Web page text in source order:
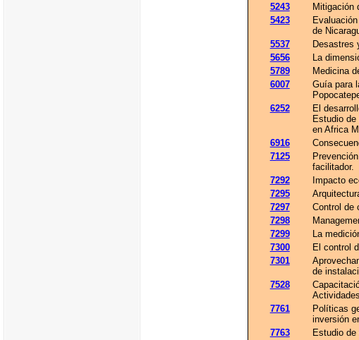
5243
Mitigación
5423
de
5537
Desastres
5656
La
5789
Medicina
6007
Guía para
6252
El
Estudio
en Africa
6916
7125
facilitador.
7292
Impacto
7295
7297
Control de
7298
7299
La
7300
El control
7301
de
7528
7761
Políticas
inversión
7763
Estudio